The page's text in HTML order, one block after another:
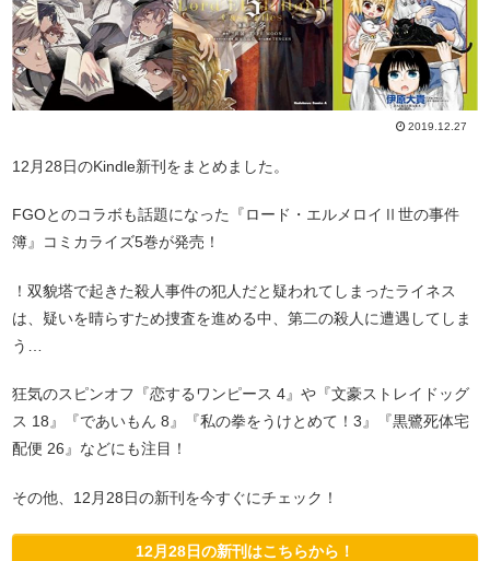
2019.12.27
12月28日のKindle新刊をまとめました。
FGOとのコラボも話題になった『ロード・エルメロイⅡ世の事件
簿』コミカライズ5巻が発売！
！双貌塔で起きた殺人事件の犯人だと疑われてしまったライネス
は、疑いを晴らすため捜査を進める中、第二の殺人に遭遇してしま
う…
狂気のスピンオフ『恋するワンピース 4』や『文豪ストレイドッグ
ス 18』『であいもん 8』『私の拳をうけとめて！3』『黒鷺死体宅
配便 26』などにも注目！
その他、12月28日の新刊を今すぐにチェック！
12月28日の新刊はこちらから！